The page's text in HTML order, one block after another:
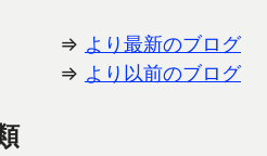
⇒ より最新のブログ
⇒ より以前のブログ